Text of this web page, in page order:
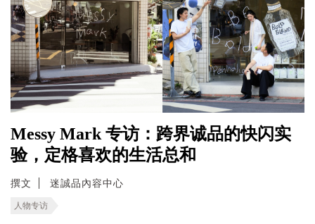
Messy Mark 专访：跨界诚品的快闪实
验，定格喜欢的生活总和
撰文 迷誠品內容中心
人物专访